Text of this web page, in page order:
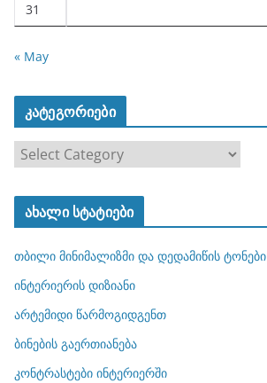
31
« May
კატეგორიები
ტ
ო
რ
ბ
ი
ახალი სტატიები
თბილი მინიმალიზმი და დედამიწის ტონები
ინტერიერის დიზიანი
არტემიდი წარმოგიდგენთ
ბინების გაერთიანება
კონტრასტები ინტერიერში